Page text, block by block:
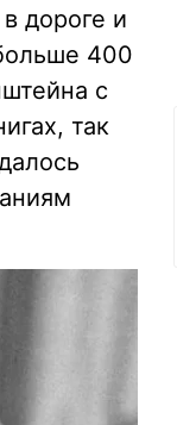
дороге и
400
с
так